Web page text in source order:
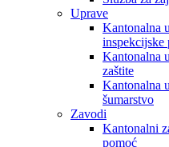
Uprave
Kantonalna
inspekcijske
Kantonalna
zaštite
Kantonalna
šumarstvo
Zavodi
Kantonalni
pomoć